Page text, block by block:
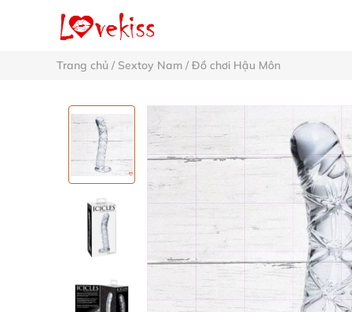
Trang chủ / Sextoy Nam / Đồ chơi Hậu Môn